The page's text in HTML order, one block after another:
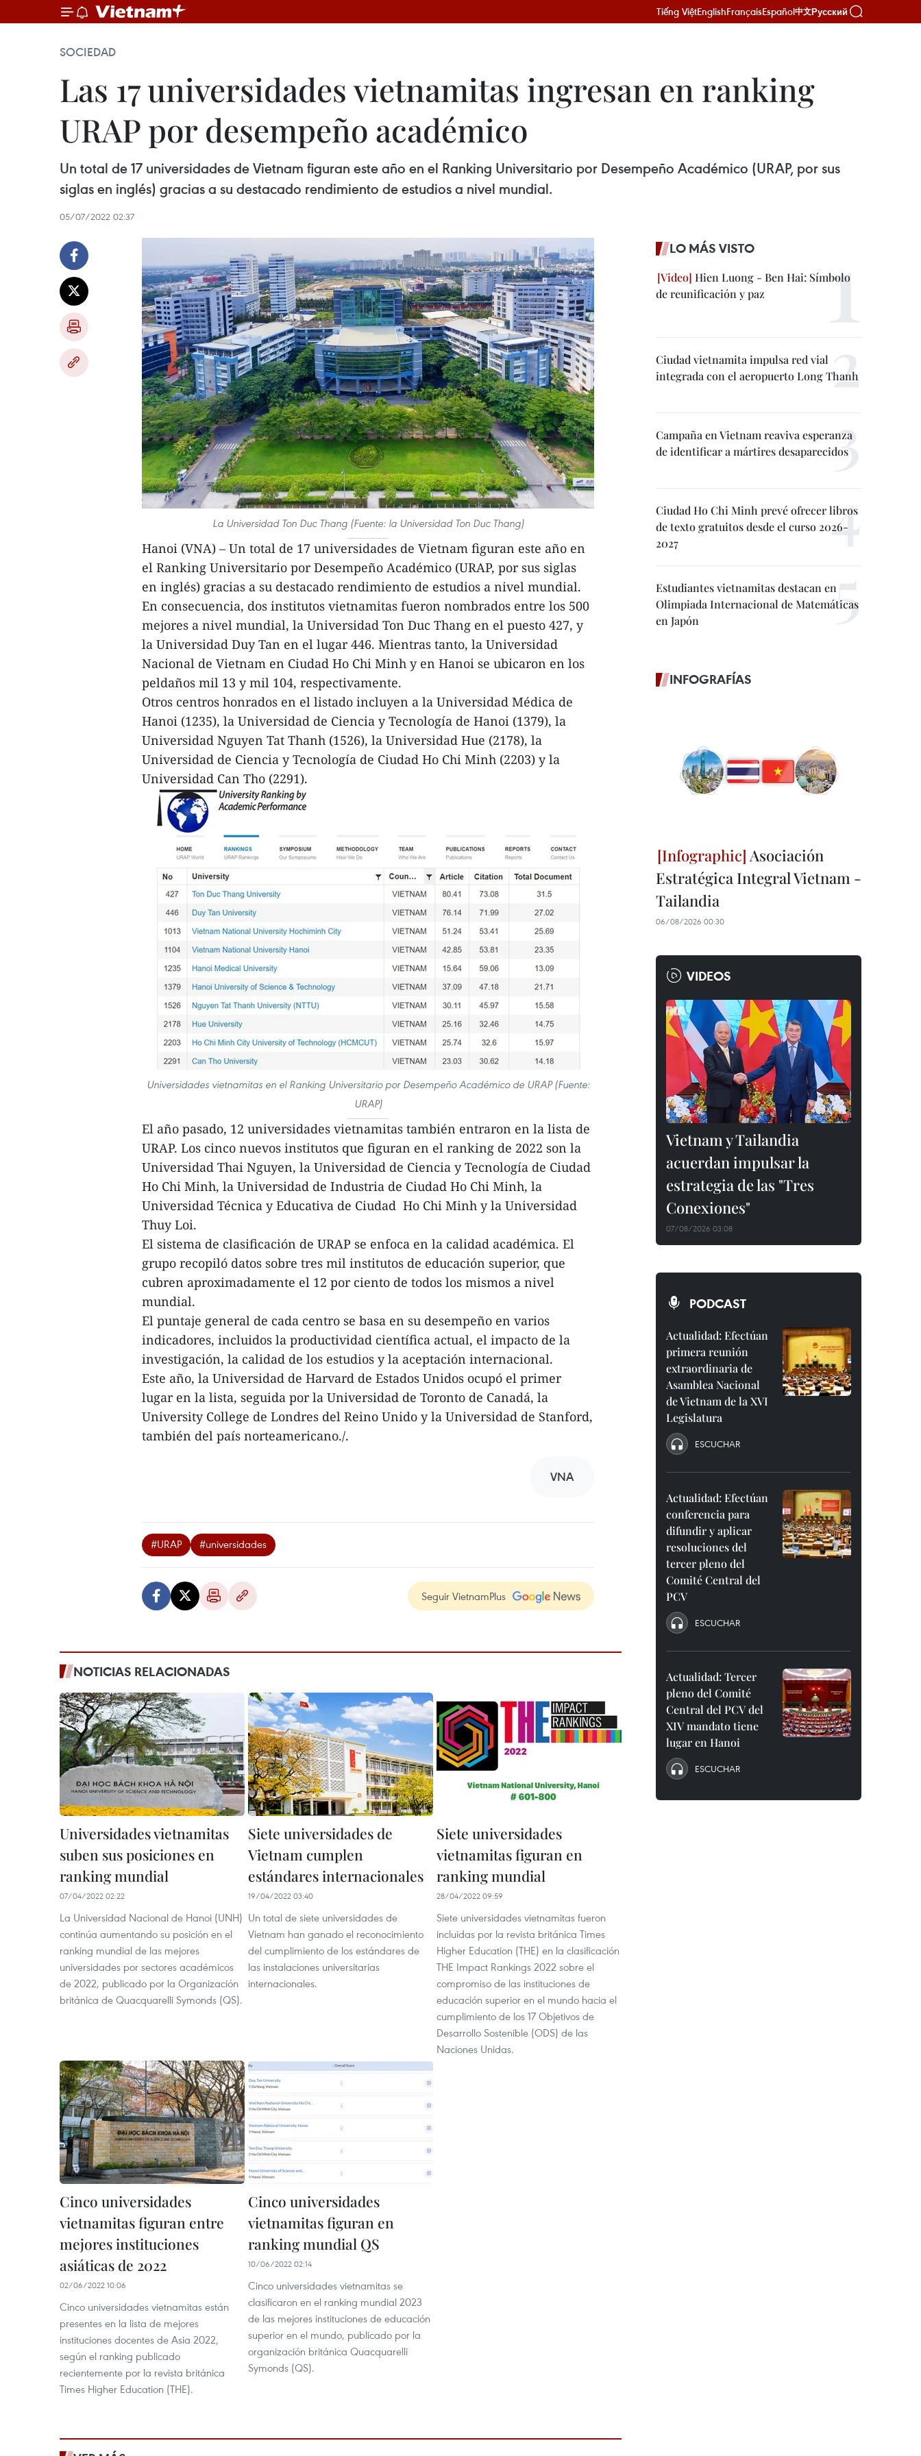
Tiếng ViệtEnglishFrançaisEspañol中文Русский
SOCIEDAD
Las 17 universidades vietnamitas ingresan en ranking
URAP por desempeño académico
Un total de 17 universidades de Vietnam figuran este año en el Ranking Universitario por Desempeño Académico (URAP, por sus
siglas en inglés) gracias a su destacado rendimiento de estudios a nivel mundial.
05/07/2022 02:37
La Universidad Ton Duc Thang (Fuente: la Universidad Ton Duc Thang)
Hanoi (VNA) – Un total de 17 universidades de Vietnam figuran este año en
el Ranking Universitario por Desempeño Académico (URAP, por sus siglas
en inglés) gracias a su destacado rendimiento de estudios a nivel mundial.
En consecuencia, dos institutos vietnamitas fueron nombrados entre los 500
mejores a nivel mundial, la Universidad Ton Duc Thang en el puesto 427, y
la Universidad Duy Tan en el lugar 446. Mientras tanto, la Universidad
Nacional de Vietnam en Ciudad Ho Chi Minh y en Hanoi se ubicaron en los
peldaños mil 13 y mil 104, respectivamente.
Otros centros honrados en el listado incluyen a la Universidad Médica de
Hanoi (1235), la Universidad de Ciencia y Tecnología de Hanoi (1379), la
Universidad Nguyen Tat Thanh (1526), la Universidad Hue (2178), la
Universidad de Ciencia y Tecnología de Ciudad Ho Chi Minh (2203) y la
Universidad Can Tho (2291).
Universidades vietnamitas en el Ranking Universitario por Desempeño Académico de URAP (Fuente:
URAP)
El año pasado, 12 universidades vietnamitas también entraron en la lista de
URAP. Los cinco nuevos institutos que figuran en el ranking de 2022 son la
Universidad Thai Nguyen, la Universidad de Ciencia y Tecnología de Ciudad
Ho Chi Minh, la Universidad de Industria de Ciudad Ho Chi Minh, la
Universidad Técnica y Educativa de Ciudad Ho Chi Minh y la Universidad
Thuy Loi.
El sistema de clasificación de URAP se enfoca en la calidad académica. El
grupo recopiló datos sobre tres mil institutos de educación superior, que
cubren aproximadamente el 12 por ciento de todos los mismos a nivel
mundial.
El puntaje general de cada centro se basa en su desempeño en varios
indicadores, incluidos la productividad científica actual, el impacto de la
investigación, la calidad de los estudios y la aceptación internacional.
Este año, la Universidad de Harvard de Estados Unidos ocupó el primer
lugar en la lista, seguida por la Universidad de Toronto de Canadá, la
University College de Londres del Reino Unido y la Universidad de Stanford,
también del país norteamericano./.
VNA
#URAP #universidades
Seguir VietnamPlus
NOTICIAS RELACIONADAS
Universidades vietnamitas
suben sus posiciones en
ranking mundial
07/04/2022 02:22
La Universidad Nacional de Hanoi (UNH)
continúa aumentando su posición en el
ranking mundial de las mejores
universidades por sectores académicos
de 2022, publicado por la Organización
británica de Quacquarelli Symonds (QS).
Siete universidades de
Vietnam cumplen
estándares internacionales
19/04/2022 03:40
Un total de siete universidades de
Vietnam han ganado el reconocimiento
del cumplimiento de los estándares de
las instalaciones universitarias
internacionales.
Siete universidades
vietnamitas figuran en
ranking mundial
28/04/2022 09:59
Siete universidades vietnamitas fueron
incluidas por la revista británica Times
Higher Education (THE) en la clasificación
THE Impact Rankings 2022 sobre el
compromiso de las instituciones de
educación superior en el mundo hacia el
cumplimiento de los 17 Objetivos de
Desarrollo Sostenible (ODS) de las
Naciones Unidas.
Cinco universidades
vietnamitas figuran entre
mejores instituciones
asiáticas de 2022
02/06/2022 10:06
Cinco universidades vietnamitas están
presentes en la lista de mejores
instituciones docentes de Asia 2022,
según el ranking publicado
recientemente por la revista británica
Times Higher Education (THE).
Cinco universidades
vietnamitas figuran en
ranking mundial QS
10/06/2022 02:14
Cinco universidades vietnamitas se
clasificaron en el ranking mundial 2023
de las mejores instituciones de educación
superior en el mundo, publicado por la
organización británica Quacquarelli
Symonds (QS).
LO MÁS VISTO
Hien Luong - Ben Hai: Símbolo
de reunificación y paz
Ciudad vietnamita impulsa red vial
integrada con el aeropuerto Long Thanh
Campaña en Vietnam reaviva esperanza
de identificar a mártires desaparecidos
Ciudad Ho Chi Minh prevé ofrecer libros
de texto gratuitos desde el curso 2026-
2027
Estudiantes vietnamitas destacan en
Olimpiada Internacional de Matemáticas
en Japón
INFOGRAFÍAS
Asociación
Estratégica Integral Vietnam -
Tailandia
06/08/2026 00:30
VIDEOS
Vietnam y Tailandia
acuerdan impulsar la
estrategia de las "Tres
Conexiones"
07/08/2026 03:08
PODCAST
Actualidad: Efectúan
primera reunión
extraordinaria de
Asamblea Nacional
de Vietnam de la XVI
Legislatura
ESCUCHAR
Actualidad: Efectúan
conferencia para
difundir y aplicar
resoluciones del
tercer pleno del
Comité Central del
PCV
ESCUCHAR
Actualidad: Tercer
pleno del Comité
Central del PCV del
XIV mandato tiene
lugar en Hanoi
ESCUCHAR